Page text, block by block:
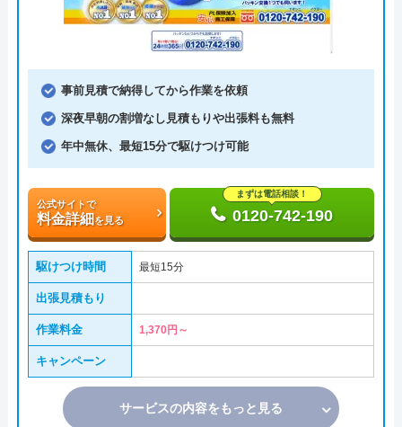
事前見積で納得してから作業を依頼
深夜早朝の割増なし見積もりや出張料も無料
年中無休、最短15分で駆けつけ可能
公式サイトで
料金詳細を見る
まずは電話相談！
0120-742-190
駆けつけ時間 最短15分
出張見積もり
作業料金 1,370円～
キャンペーン
サービスの内容をもっと見る